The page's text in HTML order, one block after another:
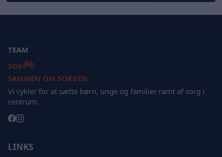
TEAM
SOS
SAMMEN OM SORGEN
Vi cykler for at sætte børn, unge og familier ramt af sorg i
centrum.
LINKS